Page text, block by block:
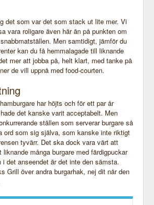
det som var det som stack ut lite mer. Vi
vara roligare även här än på punkten om
Men samtidigt, jämför du
kan du få hemmalagade till liknande
mer att jobba på, helt klart, med tanke på
de vill uppnå med food-courten.
har höjts och för ett par år
det kanske varit acceptabelt. Men
ställen som serverar burgare så
ord som sig själva, som kanske inte riktigt
tyvärr. Det ska dock vara värt att
många burgare med färdigpuckar
det anseendet är det inte den sämsta.
Grill över andra burgarhak, nej dit når den